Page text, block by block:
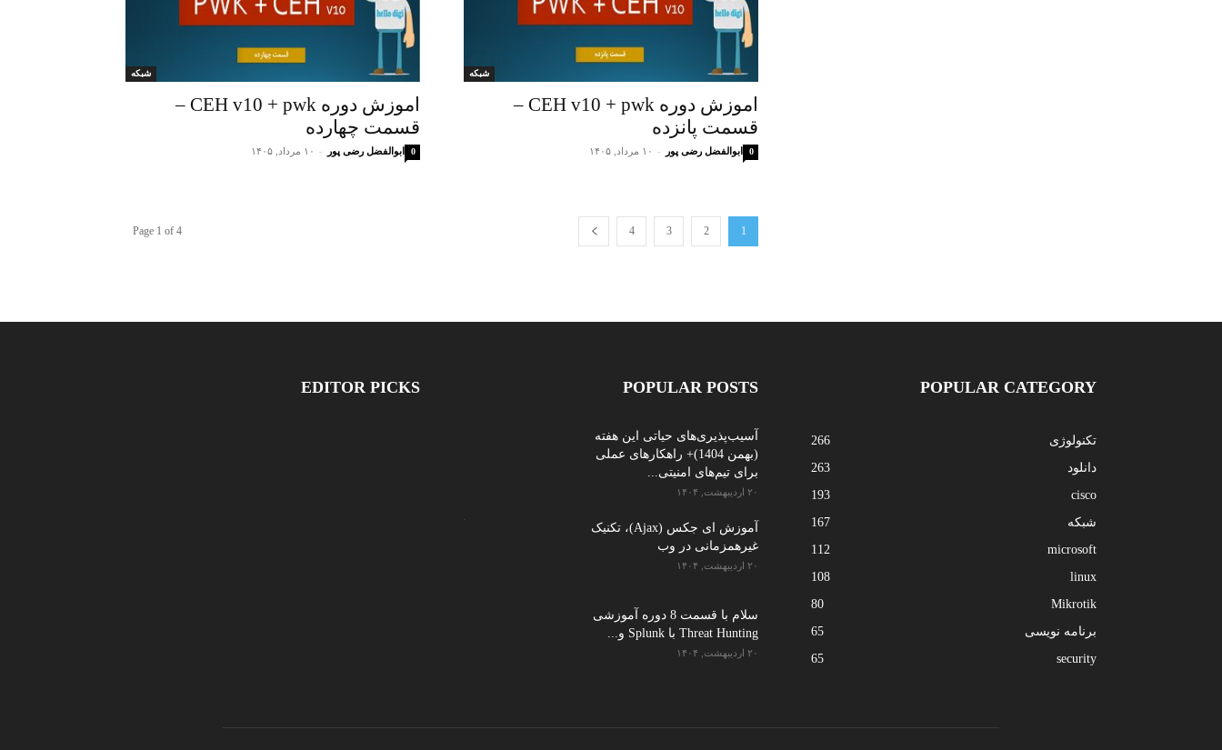
شبکه
اموزش دوره CEH v10 + pwk –
قسمت پانزده
ابوالفضل رضی پور - ۱۰ مرداد, ۱۴۰۵ 0
شبکه
اموزش دوره CEH v10 + pwk –
قسمت چهارده
ابوالفضل رضی پور - ۱۰ مرداد, ۱۴۰۵ 0
1
2
3
4
Page 1 of 4
EDITOR PICKS POPULAR POSTS
آسیب‌پذیری‌های حیاتی این هفته
(بهمن 1404)+ راهکارهای عملی
برای تیم‌های امنیتی...
۲۰ اردیبهشت, ۱۴۰۴
آموزش ای جکس (Ajax)، تکنیک
غیرهمزمانی در وب
۲۰ اردیبهشت, ۱۴۰۴
سلام با قسمت 8 دوره آموزشی
Threat Hunting با Splunk و...
۲۰ اردیبهشت, ۱۴۰۴
POPULAR CATEGORY
تکنولوژی
266
دانلود
263
cisco
193
شبکه
167
microsoft
112
linux
108
Mikrotik
80
برنامه نویسی
65
security
65